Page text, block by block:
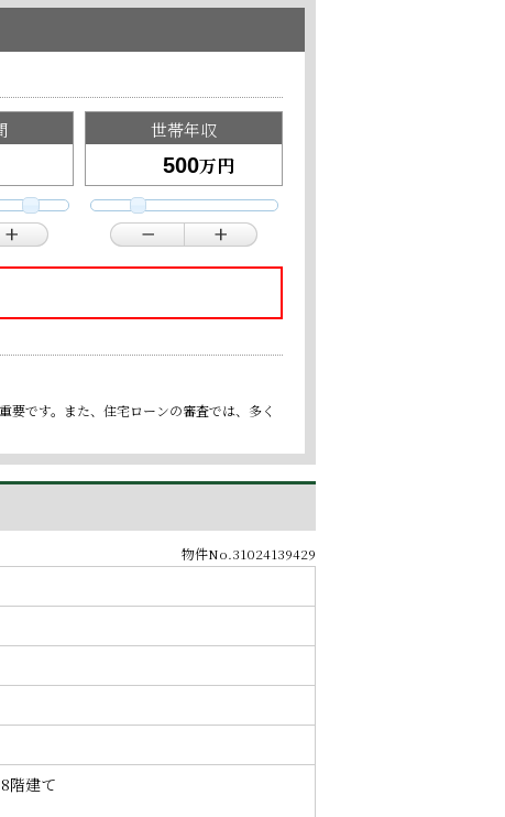
世帯年収
万円
です。また、住宅ローンの審査では、多く
物件No.31024139429
階建て